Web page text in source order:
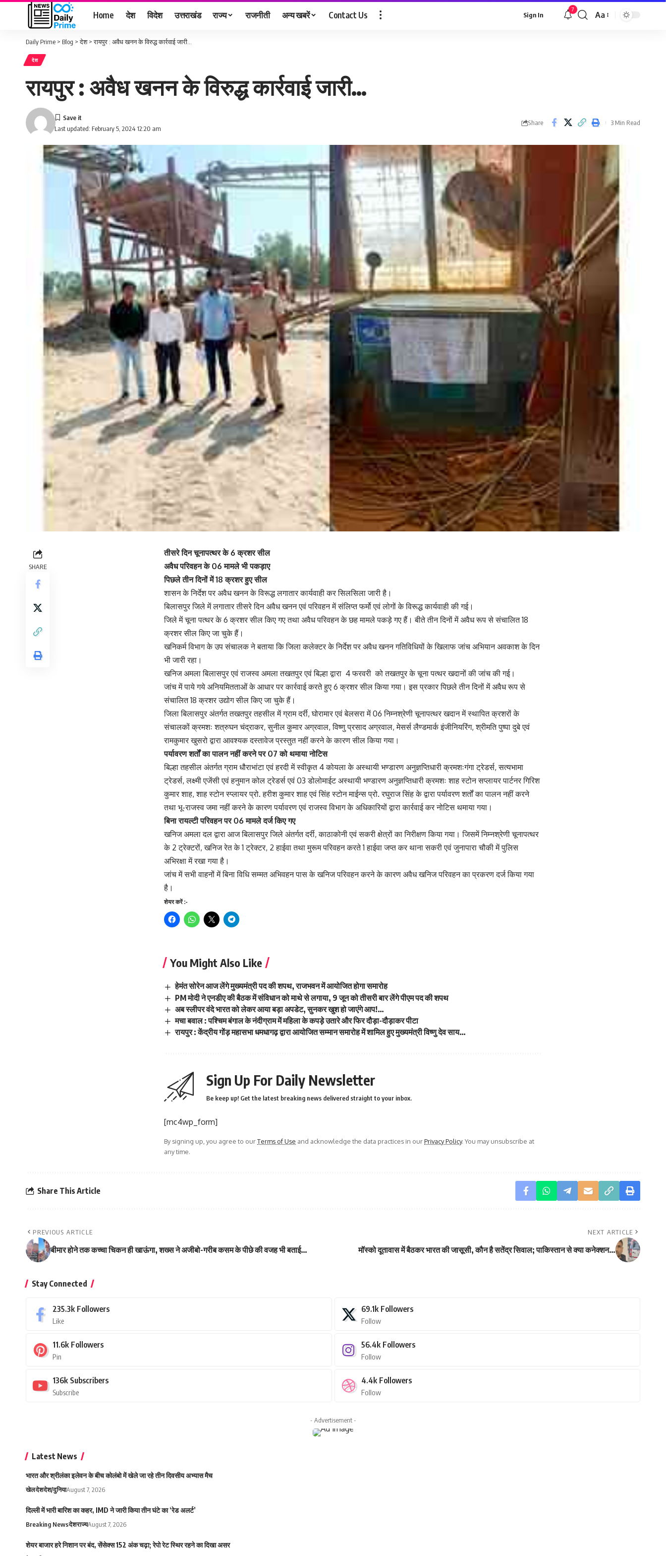
Home देश विदेश उत्तराखंड राज्य राजनीती अन्य खबरें Contact Us Sign In
7
Font
Aa
Daily Prime > Blog >देश>रायपुर : अवैध खनन के विरुद्ध कार्रवाई जारी…
देश
रायपुर : अवैध खनन के विरुद्ध कार्रवाई जारी…
Last updated: February 5, 2024 12:20 am
Share 3 Min Read
SHARE
तीसरे दिन चूनापत्थर के 6 क्रशर सील
अवैध परिवहन के 06 मामले भी पकड़ाए
पिछले तीन दिनों में 18 क्रशर हुए सील
शासन के निर्देश पर अवैध खनन के विरूद्ध लगातार कार्यवाही कर सिलसिला जारी है।
बिलासपुर जिले में लगातार तीसरे दिन अवैध खनन एवं परिवहन में संलिप्त फर्मो एवं लोगों के विरूद्ध कार्यवाही की गई।
जिले में चूना पत्थर के 6 क्रशर सील किए गए तथा अवैध परिवहन के छह मामले पकड़े गए हैं। बीते तीन दिनों में अवैध रूप से संचालित 18
क्रशर सील किए जा चुके हैं।
खनिकर्म विभाग के उप संचालक ने बताया कि जिला कलेक्टर के निर्देश पर अवैध खनन गतिविधियों के खिलाफ जांच अभियान अवकाश के दिन
भी जारी रहा।
खनिज अमला बिलासपुर एवं राजस्व अमला तखतपुर एवं बिल्हा द्वारा 4 फरवरी को तखतपुर के चूना पत्थर खदानों की जांच की गई।
जांच में पाये गये अनियमितताओं के आधार पर कार्रवाई करते हुए 6 क्रशर सील किया गया। इस प्रकार पिछले तीन दिनों में अवैध रूप से
संचालित 18 क्रशर उद्योग सील किए जा चुके हैं।
जिला बिलासपुर अंतर्गत तखतपुर तहसील में ग्राम दर्री, घोरामार एवं बेलसरा में 06 निम्नश्रेणी चूनापत्थर खदान में स्थापित क्रशरों के
संचालकों क्रमशः शत्रुघन चंद्राकर, सुनील कुमार अग्रवाल, विष्णु प्रसाद अग्रवाल, मेसर्स लैण्डमार्क इंजीनियरिंग, श्रीमति पुष्पा दुबे एवं
रामकुमार खुसरो द्वारा आवश्यक दस्तावेज प्रस्तुत नहीं करने के कारण सील किया गया।
पर्यावरण शर्तों का पालन नहीं करने पर 07 को थमाया नोटिस
बिल्हा तहसील अंतर्गत ग्राम धौराभांटा एवं हरदी में स्वीकृत 4 कोयला के अस्थायी भण्डारण अनुज्ञप्तिधारी क्रमशःगंगा ट्रेडर्स, सत्यभामा
ट्रेडर्स, लक्ष्मी एजेंसी एवं हनुमान कोल ट्रेडर्स एवं 03 डोलोमाईट अस्थायी भण्डारण अनुज्ञप्तिधारी क्रमशः शाह स्टोन सप्लायर पार्टनर गिरिश
कुमार शाह, शाह स्टोन स्प्लायर प्रो. हरीश कुमार शाह एवं सिंह स्टोन माईन्स प्रो. रघुराज सिंह के द्वारा पर्यावरण शर्तों का पालन नहीं करने
तथा भू-राजस्व जमा नहीं करने के कारण पर्यावरण एवं राजस्व विभाग के अधिकारियों द्वारा कार्रवाई कर नोटिस थमाया गया।
बिना रायल्टी परिवहन पर 06 मामले दर्ज किए गए
खनिज अमला दल द्वारा आज बिलासपुर जिले अंतर्गत दर्री, काठाकोनी एवं सकरी क्षेत्रों का निरीक्षण किया गया। जिसमें निम्नश्रेणी चूनापत्थर
के 2 ट्रेक्टरों, खनिज रेत के 1 ट्रेक्टर, 2 हाईवा तथा मुरूम परिवहन करते 1 हाईवा जप्त कर थाना सकरी एवं जुनापारा चौकी में पुलिस
अभिरक्षा में रखा गया है।
जांच में सभी वाहनों में बिना विधि सम्मत अभिवहन पास के खनिज परिवहन करने के कारण अवैध खनिज परिवहन का प्रकरण दर्ज किया गया
है।
शेयर करें :-
You Might Also Like
हेमंत सोरेन आज लेंगे मुख्यमंत्री पद की शपथ, राजभवन में आयोजित होगा समारोह
PM मोदी ने एनडीए की बैठक में संविधान को माथे से लगाया, 9 जून को तीसरी बार लेंगे पीएम पद की शपथ
अब स्लीपर वंदे भारत को लेकर आया बड़ा अपडेट, सुनकर खुश हो जाएंगे आप!…
मचा बवाल : पश्चिम बंगाल के नंदीग्राम में महिला के कपड़े उतारे और फिर दौड़ा-दौड़ाकर पीटा
रायपुर : केंद्रीय गोंड़ महासभा धमधागढ़ द्वारा आयोजित सम्मान समारोह में शामिल हुए मुख्यमंत्री विष्णु देव साय…
Sign Up For Daily Newsletter
Be keep up! Get the latest breaking news delivered straight to your inbox.
[mc4wp_form]
By signing up, you agree to ourTerms of Use and acknowledge the data practices in ourPrivacy Policy. You may unsubscribe at
any time.
Share This Article
PREVIOUS ARTICLE
बीमार होने तक कच्चा चिकन ही खाऊंगा, शख्स ने अजीबो-गरीब कसम के पीछे की वजह भी बताई…
NEXT ARTICLE
मॉस्को दूतावास में बैठकर भारत की जासूसी, कौन है सतेंद्र सिवाल; पाकिस्तान से क्या कनेक्शन…
Stay Connected
235.3k Followers
Like
69.1k Followers
Follow
11.6k Followers
Pin
56.4k Followers
Follow
136k Subscribers
Subscribe
4.4k Followers
Follow
- Advertisement -
Latest News
भारत और श्रीलंका इलेवन के बीच कोलंबो में खेले जा रहे तीन दिवसीय अभ्यास मैच
खेलदेशदेश/दुनियाAugust 7, 2026
दिल्ली में भारी बारिश का कहर, IMD ने जारी किया तीन घंटे का ‘रेड अलर्ट’
Breaking Newsदेशराज्यAugust 7, 2026
शेयर बाजार हरे निशान पर बंद, सेंसेक्स 152 अंक चढ़ा; रेपो रेट स्थिर रहने का दिखा असर